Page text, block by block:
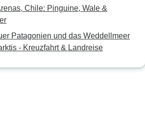
Chile: Pinguine, Wale &
Patagonien und das Weddellmeer
- Kreuzfahrt & Landreise